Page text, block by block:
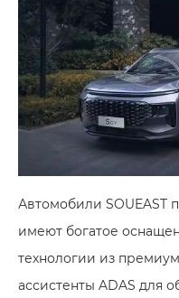
Автомобили SOUEAST
имеют богатое
технологии из
ассистенты ADAS для